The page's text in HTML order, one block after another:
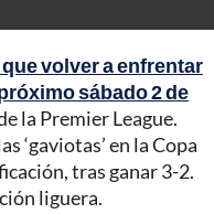
volver a enfrentar
sábado 2 de
la Premier League.
‘gaviotas’ en la Copa
tras ganar 3-2.
liguera.